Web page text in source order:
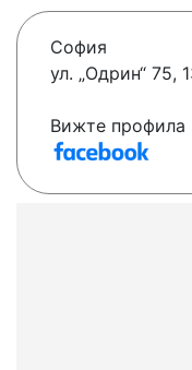
София
ул. „Одрин“ 75,
Вижте профила